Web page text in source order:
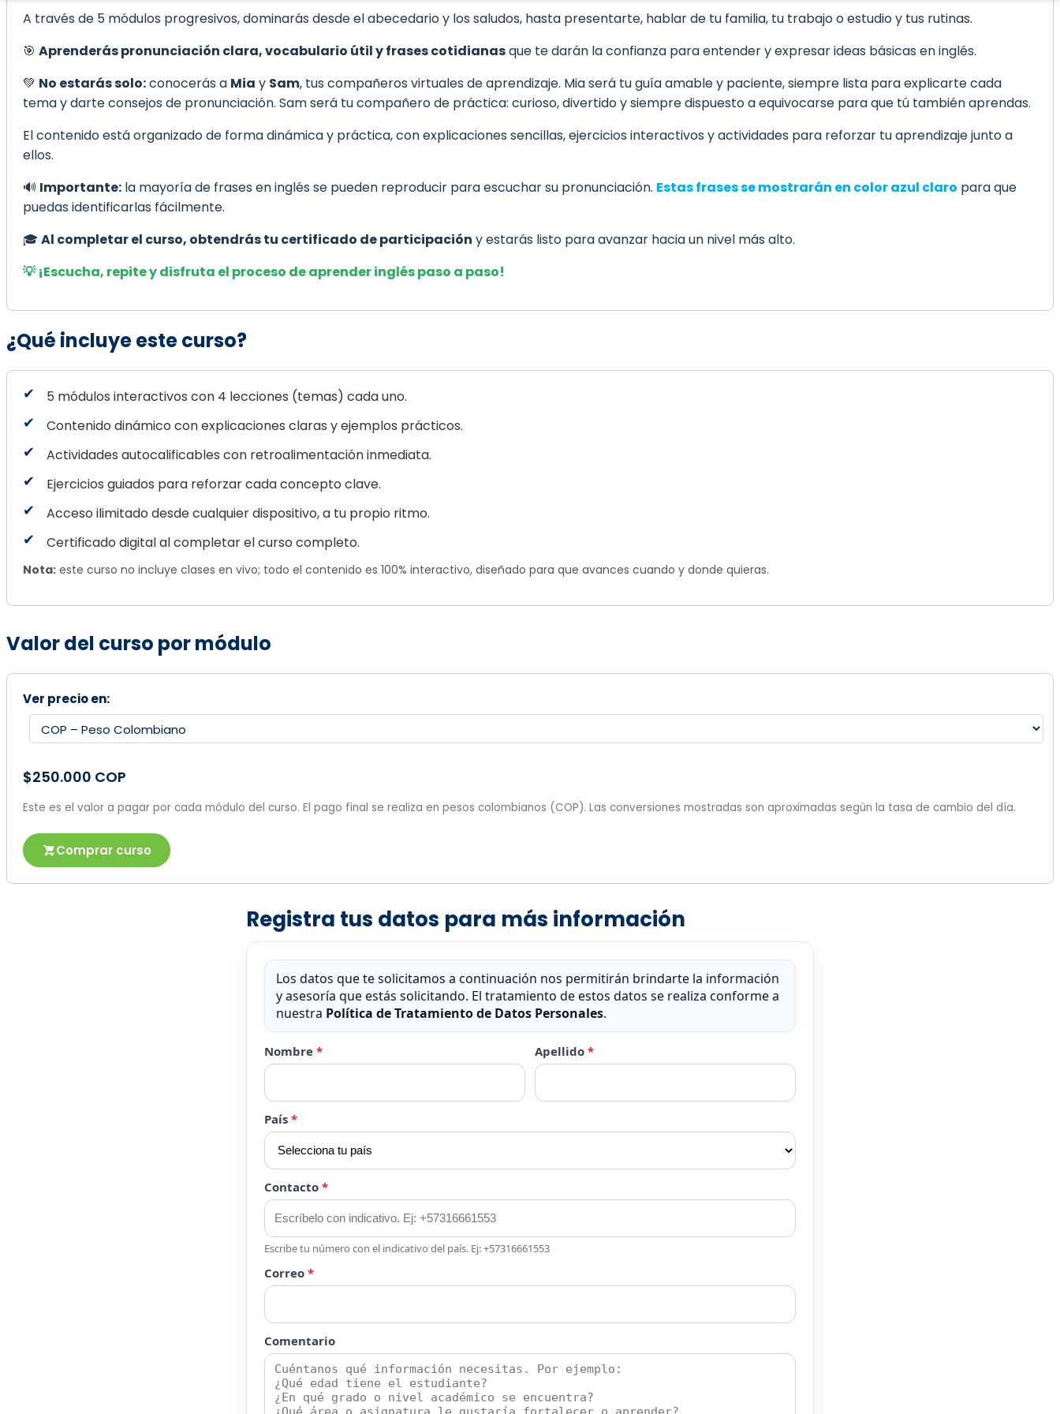
A través de 5 módulos progresivos, dominarás desde el abecedario y los saludos, hasta presentarte, hablar de tu familia, tu trabajo o estudio y tus rutinas.
🎯 Aprenderás pronunciación clara, vocabulario útil y frases cotidianasque te darán la confianza para entender y expresar ideas básicas en inglés.
💚 No estarás solo:conocerás a Mia y Sam, tus compañeros virtuales de aprendizaje. Mia será tu guía amable y paciente, siempre lista para explicarte cada
tema y darte consejos de pronunciación. Sam será tu compañero de práctica: curioso, divertido y siempre dispuesto a equivocarse para que tú también aprendas.
El contenido está organizado de forma dinámica y práctica, con explicaciones sencillas, ejercicios interactivos y actividades para reforzar tu aprendizaje junto a
ellos.
🔊 Importante: la mayoría de frases en inglés se pueden reproducir para escuchar su pronunciación. Estas frases se mostrarán en color azul claro para que
puedas identificarlas fácilmente.
🎓 Al completar el curso, obtendrás tu certificado de participación y estarás listo para avanzar hacia un nivel más alto.
💡 ¡Escucha, repite y disfruta el proceso de aprender inglés paso a paso!
¿Qué incluye este curso?
5 módulos interactivos con 4 lecciones (temas) cada uno.
Contenido dinámico con explicaciones claras y ejemplos prácticos.
Actividades autocalificables con retroalimentación inmediata.
Ejercicios guiados para reforzar cada concepto clave.
Acceso ilimitado desde cualquier dispositivo, a tu propio ritmo.
Certificado digital al completar el curso completo.
Nota: este curso no incluye clases en vivo; todo el contenido es 100% interactivo, diseñado para que avances cuando y donde quieras.
Valor del curso por módulo
Ver precio en:
$250.000 COP
Este es el valor a pagar por cada módulo del curso. El pago final se realiza en pesos colombianos (COP). Las conversiones mostradas son aproximadas según la tasa de cambio del día.
Comprar curso
Registra tus datos para más información
Los datos que te solicitamos a continuación nos permitirán brindarte la información
y asesoría que estás solicitando. El tratamiento de estos datos se realiza conforme a
nuestra Política de Tratamiento de Datos Personales.
Nombre * Apellido *
País *
Contacto *
Escribe tu número con el indicativo del país. Ej: +57316661553
Correo *
Comentario